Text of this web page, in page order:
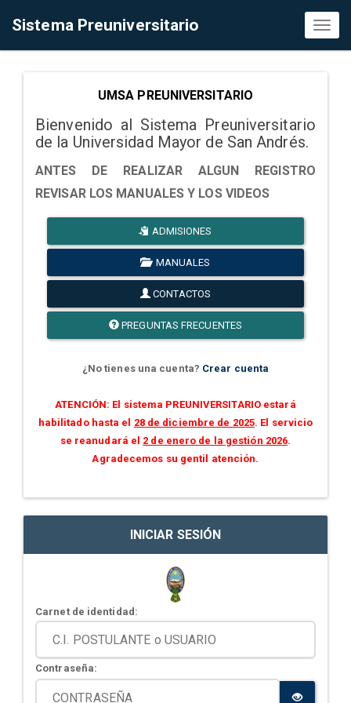
Sistema Preuniversitario
UMSA PREUNIVERSITARIO
Bienvenido al Sistema Preuniversitario
de la Universidad Mayor de San Andrés.
ANTES DE REALIZAR ALGUN REGISTRO
REVISAR LOS MANUALES Y LOS VIDEOS
ADMISIONES
MANUALES
CONTACTOS
PREGUNTAS FRECUENTES
¿No tienes una cuenta? Crear cuenta
ATENCIÓN: El sistema PREUNIVERSITARIO estará
habilitado hasta el 28 de diciembre de 2025. El servicio
se reanudará el 2 de enero de la gestión 2026.
Agradecemos su gentil atención.
INICIAR SESIÓN
Carnet de identidad:
Contraseña: